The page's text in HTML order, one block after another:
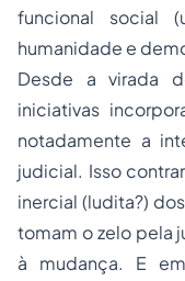
funcional social
humanidade e
Desde a virada
iniciativas
notadamente a
judicial. Isso
inercial (ludita?)
tomam o zelo pela
à mudança. E